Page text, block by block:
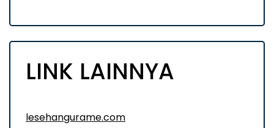
LINK LAINNYA
lesehangurame.com